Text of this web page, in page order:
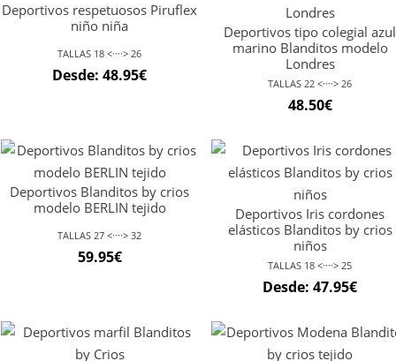
Deportivos respetuosos Piruflex
niño niña
TALLAS 18 <····> 26
Desde: 48.95€
Deportivos tipo colegial azul
marino Blanditos modelo
Londres
TALLAS 22 <····> 26
48.50€
Deportivos Blanditos by crios
modelo BERLIN tejido
TALLAS 27 <····> 32
59.95€
Deportivos Iris cordones
elásticos Blanditos by crios
niños
TALLAS 18 <····> 25
Desde:47.95€